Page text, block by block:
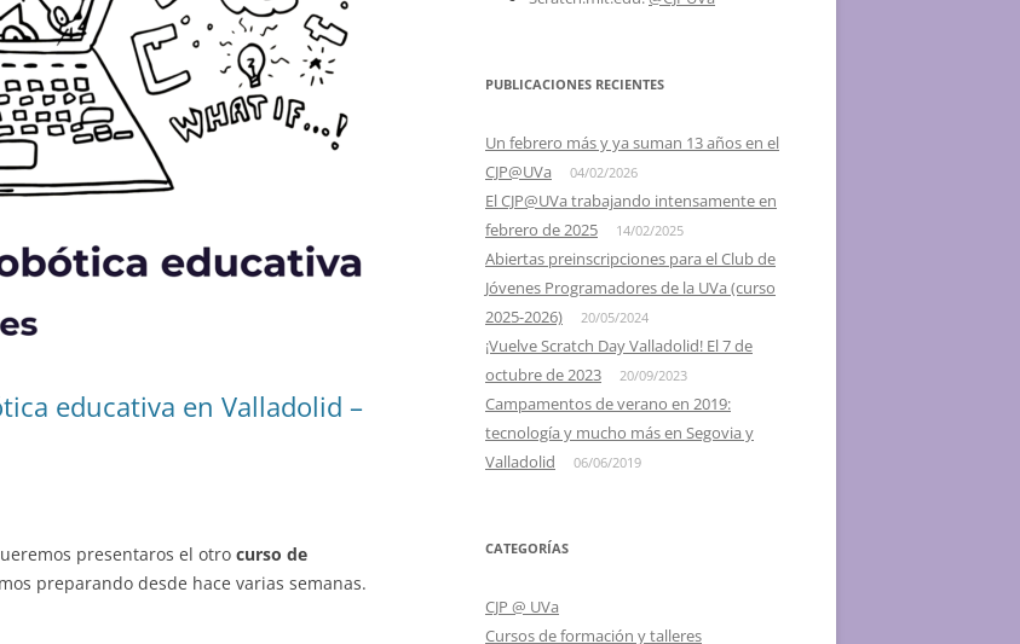
VALLADOLID, EL 24 DE MAYO
2013 – II SCRATCH DAY
VALLADOLID, EL 18 DE MAYO
VALLADOLID, 26 DE MAYO
2012 – I SCRATCH DAY SEGOVIA Y
PALENCIA
educativa en Valladolid –
presentaros el otro curso de
preparando desde hace varias semanas.
PUBLICACIONES RECIENTES
Un febrero más y ya suman 13 años en el
CJP@UVa
04/02/2026
El CJP@UVa trabajando intensamente en
febrero de 2025
14/02/2025
Abiertas preinscripciones para el Club de
Jóvenes Programadores de la UVa (curso
2025-2026)
20/05/2024
¡Vuelve Scratch Day Valladolid! El 7 de
octubre de 2023
20/09/2023
Campamentos de verano en 2019:
tecnología y mucho más en Segovia y
Valladolid
06/06/2019
CATEGORÍAS
CJP @ UVa
Cursos de formación y talleres